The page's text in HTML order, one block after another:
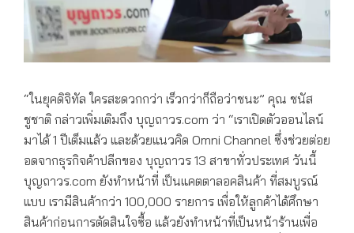
“ในยุคดิจิทัล ใครสะดวกกว่า เร็วกว่าก็ถือว่าชนะ” คุณ ชนัส
ชูชาติ กล่าวเพิ่มเติมถึง บุญถาวร.com ว่า “เราเปิดตัวออนไลน์
มาได้ 1 ปีเต็มแล้ว และด้วยแนวคิด Omni Channel ซึ่งช่วยต่อย
อดจากธุรกิจค้าปลีกของ บุญถาวร 13 สาขาทั่วประเทศ วันนี้
บุญถาวร.com ยังทำหน้าที่ เป็นแคตตาลอคสินค้า ที่สมบูรณ์
แบบ เรามีสินค้ากว่า 100,000 รายการ เพื่อให้ลูกค้าได้ศึกษา
สินค้าก่อนการตัดสินใจซื้อ แล้วยังทำหน้าที่เป็นหน้าร้านเพื่อ